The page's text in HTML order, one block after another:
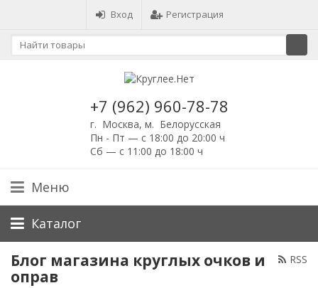
Вход Регистрация
+7 (962) 960-78-78
г. Москва, м. Белорусская
Пн - Пт — с 18:00 до 20:00 ч
Сб — с 11:00 до 18:00 ч
Меню
Каталог
RSS
Блог магазина круглых очков и
оправ